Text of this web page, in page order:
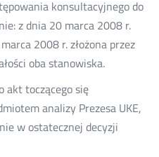
konsultacyjnego do
z dnia 20 marca 2008 r.
2008 r. złożona przez
oba stanowiska.
akt toczącego się
analizy Prezesa UKE,
w ostatecznej decyzji